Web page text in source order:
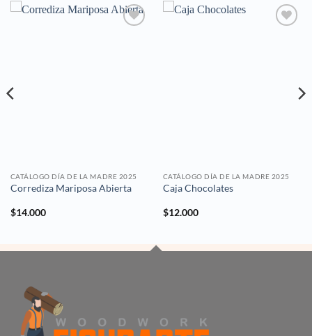
CATÁLOGO DÍA DE LA MADRE 2025
Corrediza Mariposa Abierta
$14.000
CATÁLOGO DÍA DE LA MADRE 2025
Caja Chocolates
$12.000